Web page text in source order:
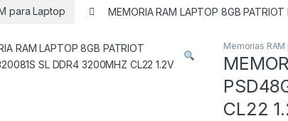
para Laptop MEMORIA RAM LAPTOP 8GB
Memorias
CL22